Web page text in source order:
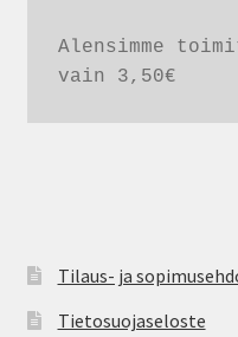
Alensimme
vain 3,50€
Tilaus- ja
Tietosuojaseloste